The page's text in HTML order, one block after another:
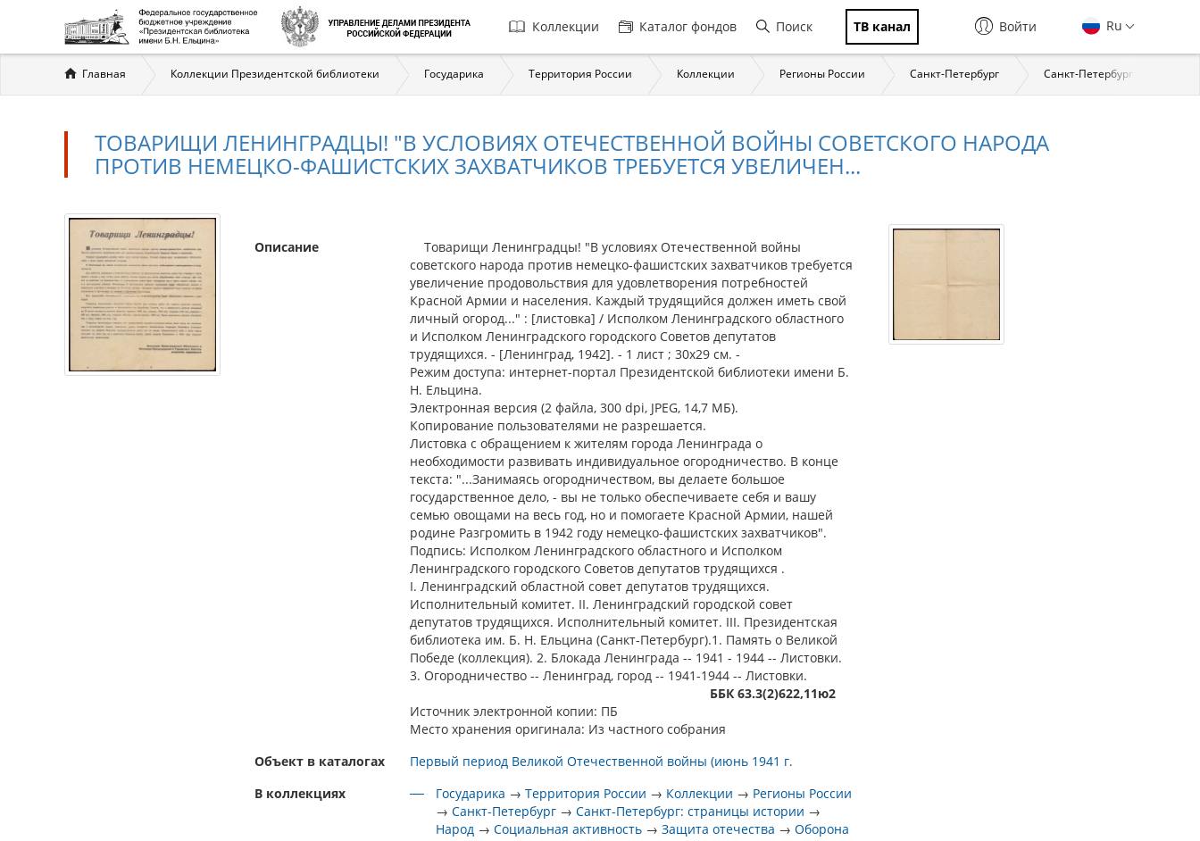
Главная
навигация
Коллекции Каталог фондов Поиск ТВ канал Ru
Войти
Вы
здесь
Главная Коллекции Президентской библиотеки Государика Территория России Коллекции Регионы России Санкт-Петербург Санкт-Петербург: страницы
ТОВАРИЩИ ЛЕНИНГРАДЦЫ! "В УСЛОВИЯХ ОТЕЧЕСТВЕННОЙ ВОЙНЫ СОВЕТСКОГО НАРОДА
ПРОТИВ НЕМЕЦКО-ФАШИСТСКИХ ЗАХВАТЧИКОВ ТРЕБУЕТСЯ УВЕЛИЧЕН...
Описание
Товарищи Ленинградцы! "В условиях Отечественной войны
советского народа против немецко-фашистских захватчиков требуется
увеличение продовольствия для удовлетворения потребностей
Красной Армии и населения. Каждый трудящийся должен иметь свой
личный огород..." : [листовка] / Исполком Ленинградского областного
и Исполком Ленинградского городского Советов депутатов
трудящихся. - [Ленинград, 1942]. - 1 лист ; 30х29 см. -
Режим доступа: интернет-портал Президентской библиотеки имени Б.
Н. Ельцина.
Электронная версия (2 файла, 300 dpi, JPEG, 14,7 МБ).
Копирование пользователями не разрешается.
Листовка с обращением к жителям города Ленинграда о
необходимости развивать индивидуальное огородничество. В конце
текста: "...Занимаясь огородничеством, вы делаете большое
государственное дело, - вы не только обеспечиваете себя и вашу
семью овощами на весь год, но и помогаете Красной Армии, нашей
родине Разгромить в 1942 году немецко-фашистских захватчиков".
Подпись: Исполком Ленинградского областного и Исполком
Ленинградского городского Советов депутатов трудящихся .
I. Ленинградский областной совет депутатов трудящихся.
Исполнительный комитет. II. Ленинградский городской совет
депутатов трудящихся. Исполнительный комитет. III. Президентская
библиотека им. Б. Н. Ельцина (Санкт-Петербург).1. Память о Великой
Победе (коллекция). 2. Блокада Ленинграда -- 1941 - 1944 -- Листовки.
3. Огородничество -- Ленинград, город -- 1941-1944 -- Листовки.
ББК 63.3(2)622,11ю2
Источник электронной копии: ПБ
Место хранения оригинала: Из частного собрания
Объект в каталогах
Первый период Великой Отечественной войны (июнь 1941 г.
В коллекциях
Государика →Территория России → Коллекции → Регионы России
→Санкт-Петербург →Санкт-Петербург: страницы истории →
Народ →Социальная активность →Защита отечества →Оборона